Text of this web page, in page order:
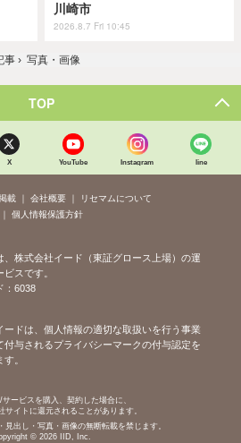
川崎市
2026.8.7 Fri 10:45
事 › 写真・画像
TOP
X YouTube Instagram line
載 会社概要
リセマムについて
個人情報保護方針
、株式会社イード（東証グロース上場）の運
スです。
：6038
ードは、個人情報の適切な取扱いを行う事業
付与されるプライバシーマークの付与認定を
。
ービスを購入、契約した場合に、
サイトに還元されることがあります。
見出し・写真・画像の無断転載を禁じます。
© 2026 IID, Inc.